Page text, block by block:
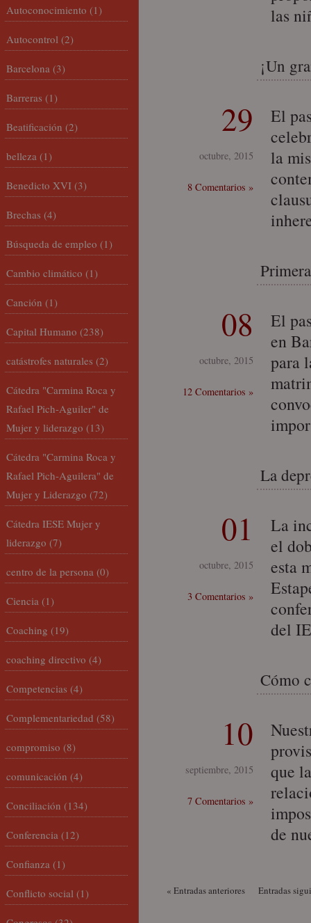
las
¡Un
29
octubre, 2015
8 Comentarios »
El
la
08
octubre, 2015
12 Comentarios »
El
en
para
La
01
octubre, 2015
3 Comentarios »
La
el
esta
del
Cómo
10
septiembre, 2015
7 Comentarios »
que
de
« Entradas anteriores Entradas
Autoconocimiento (1)
Autocontrol (2)
Barcelona (3)
Barreras (1)
Beatificación (2)
belleza (1)
Benedicto XVI (3)
Brechas (4)
Búsqueda de empleo (1)
Cambio climático (1)
Canción (1)
Capital Humano (238)
catástrofes naturales (2)
Cátedra "Carmina Roca y
Rafael Pich-Aguiler" de
Mujer y liderazgo (13)
Cátedra "Carmina Roca y
Rafael Pich-Aguilera" de
Mujer y Liderazgo (72)
Cátedra IESE Mujer y
liderazgo (7)
centro de la persona (0)
Ciencia (1)
Coaching (19)
coaching directivo (4)
Competencias (4)
Complementariedad (58)
compromiso (8)
comunicación (4)
Conciliación (134)
Conferencia (12)
Confianza (1)
Conflicto social (1)